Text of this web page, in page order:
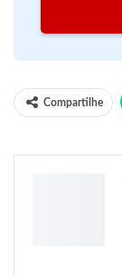
Compartilhe